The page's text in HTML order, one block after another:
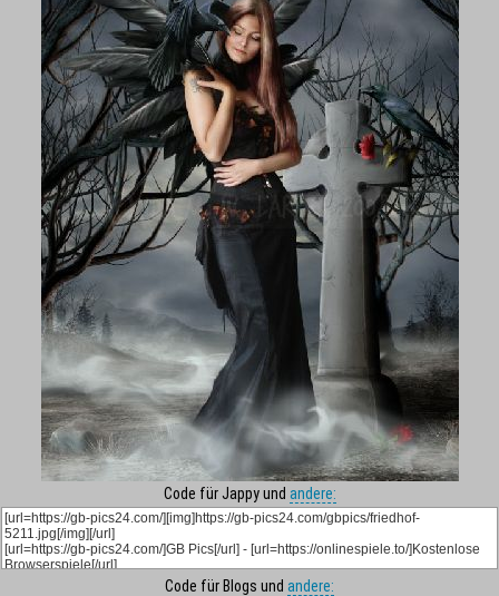
Code für Jappy und andere:
Code für Blogs und andere: